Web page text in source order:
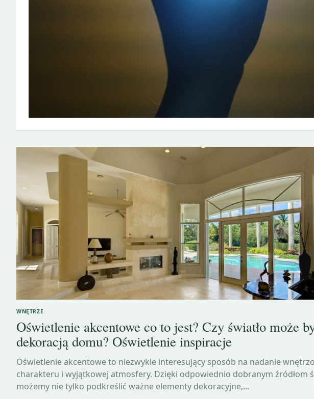
WNĘTRZE
Oświetlenie akcentowe co to jest? Czy światło może
dekoracją domu? Oświetlenie inspiracje
Oświetlenie akcentowe to niezwykle interesujący sposób na nadanie
charakteru i wyjątkowej atmosfery. Dzięki odpowiednio dobranym źródłom
możemy nie tylko podkreślić ważne elementy dekoracyjne,…